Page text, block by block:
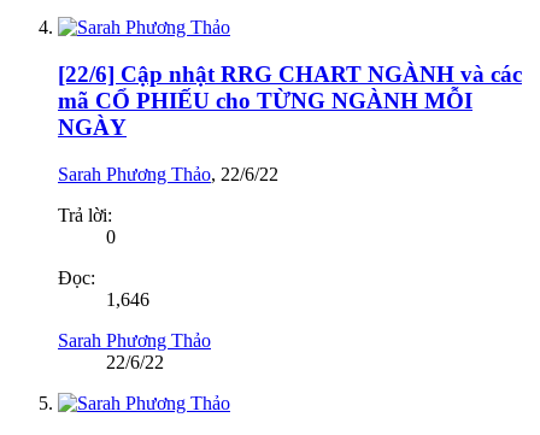
[22/6] Cập nhật RRG CHART NGÀNH và các
mã CỔ PHIẾU cho TỪNG NGÀNH MỖI
NGÀY
Sarah Phương Thảo, 22/6/22
Trả lời:
0
Đọc:
1,646
Sarah Phương Thảo
22/6/22